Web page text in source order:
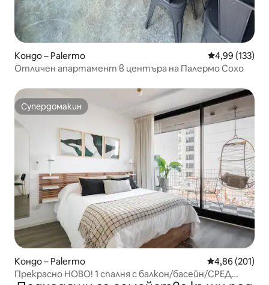
Кондо – Palermo Средна
4,99 (133)
Отличен апартамент в центъра на Палермо Сохо
Супердомакин
Супердомакин
Кондо – Palermo Средна
4,86 (201)
Прекрасно НОВО! 1 спалня с балкон/басейн/СРЕД